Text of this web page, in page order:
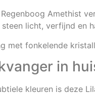
Amethist
licht, verfijnd en
met fonkelende
in
kleuren is deze